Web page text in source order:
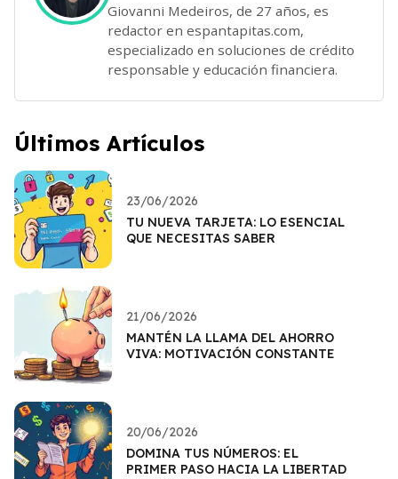
Giovanni Medeiros, de 27 años, es
redactor en espantapitas.com,
especializado en soluciones de crédito
responsable y educación financiera.
Últimos Artículos
23/06/2026
TU NUEVA TARJETA: LO ESENCIAL
QUE NECESITAS SABER
21/06/2026
MANTÉN LA LLAMA DEL AHORRO
VIVA: MOTIVACIÓN CONSTANTE
20/06/2026
DOMINA TUS NÚMEROS: EL
PRIMER PASO HACIA LA LIBERTAD